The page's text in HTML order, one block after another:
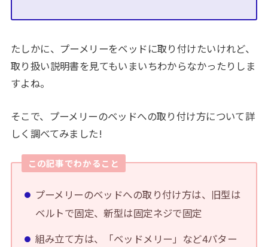
たしかに、プーメリーをベッドに取り付けたいけれど、
取り扱い説明書を見てもいまいちわからなかったりしま
すよね。
そこで、プーメリーのベッドへの取り付け方について詳
しく調べてみました!
この記事でわかること
プーメリーのベッドへの取り付け方は、旧型は
ベルトで固定、新型は固定ネジで固定
組み立て方は、「ベッドメリー」など4パター